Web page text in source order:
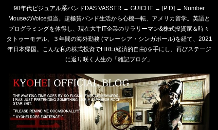
90年代ビジュアル系バンドDAS:VASSER → GUICHE → [P:D] → Number
MouseのVoice担当。超極貧バンド生活から心機一転、アメリカ留学。英語と
プログラミングを体得し、現在大手IT企業のサラリーマン&株式投資家＆時々
タトゥーモデル。３年間の海外勤務 (マレーシア・シンガポール)を経て、2021
年日本帰国。こんな私の株式投資でFIRE(経済的自由)を手にし、再びステージ
に返り咲く人生の「雑記ブログ」